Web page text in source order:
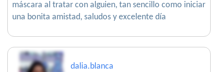
máscara al tratar con alguien, tan sencillo como iniciar
una bonita amistad, saludos y excelente día
dalia.blanca